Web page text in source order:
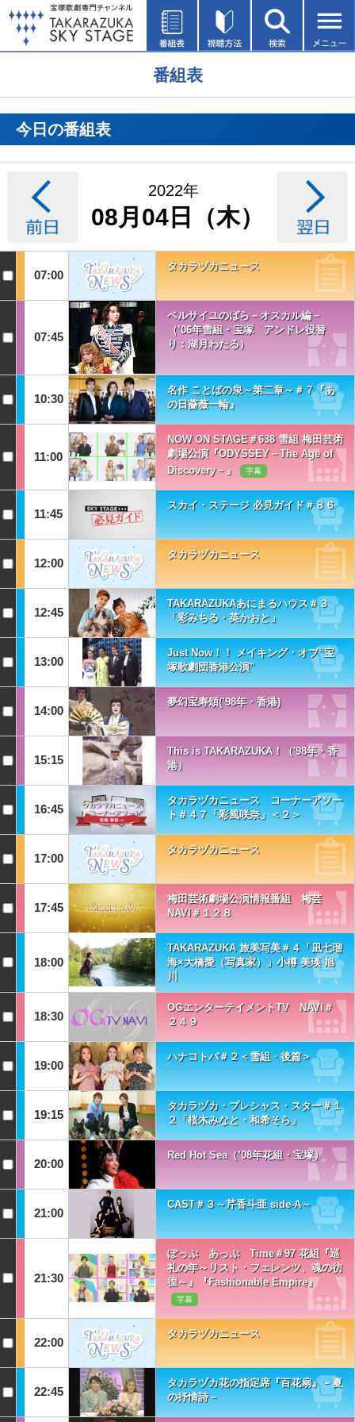
番組表
今日の番組表
2022年
08月04日（木）
07:00
タカラヅカニュース
07:45
ベルサイユのばら－オスカル編－
（’06年雪組・宝塚 アンドレ役替
り：湖月わたる）
10:30
名作 ことばの泉～第二章～＃７『あ
の日薔薇一輪』
11:00
NOW ON STAGE＃638 雪組 梅田芸術
劇場公演『ODYSSEY－The Age of
Discovery－』
字幕
11:45
スカイ・ステージ 必見ガイド＃８６
12:00
タカラヅカニュース
12:45
TAKARAZUKAあにまるハウス＃３
「彩みちる・英かおと」
13:00
Just Now！！ メイキング・オブ“宝
塚歌劇団香港公演”
14:00
夢幻宝寿頌(’98年・香港)
15:15
This is TAKARAZUKA！（'98年・香
港）
16:45
タカラヅカニュース コーナーアソー
ト＃４７「彩風咲奈」＜２＞
17:00
タカラヅカニュース
17:45
梅田芸術劇場公演情報番組 梅芸
NAVI＃１２８
18:00
TAKARAZUKA 旅美写美＃４「凪七瑠
海×大橋愛（写真家）」小樽 美瑛 旭
川
18:30
OGエンターテイメントTV NAVI＃
２４９
19:00
ハナコトバ＃２＜雪組・後篇＞
19:15
タカラヅカ・プレシャス・スター＃１
２「桜木みなと・和希そら」
20:00
Red Hot Sea（’08年花組・宝塚）
21:00
CAST＃３～芹香斗亜 side-A～
21:30
ぽっぷ あっぷ Time＃97 花組『巡
礼の年～リスト・フェレンツ、魂の彷
徨～』『Fashionable Empire』
字幕
22:00
タカラヅカニュース
22:45
タカラヅカ花の指定席『百花扇』－夏
の抒情詩－